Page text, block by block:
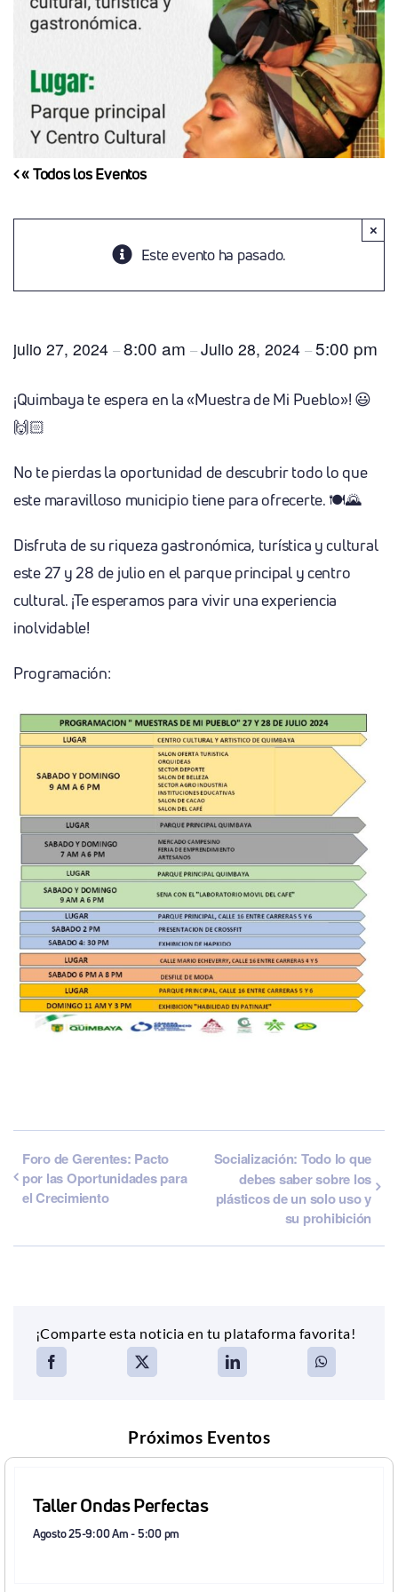
« Todos los Eventos
Este evento ha pasado.
×
julio 27, 2024 –8:00 am –Julio 28, 2024 –5:00 pm
¡Quimbaya te espera en la «Muestra de Mi Pueblo»! 😃
🙌🏻
No te pierdas la oportunidad de descubrir todo lo que
este maravilloso municipio tiene para ofrecerte. 🍽️🌄
Disfruta de su riqueza gastronómica, turística y cultural
este 27 y 28 de julio en el parque principal y centro
cultural. ¡Te esperamos para vivir una experiencia
inolvidable!
Programación:
Foro de Gerentes: Pacto
por las Oportunidades para
el Crecimiento
Socialización: Todo lo que
debes saber sobre los
plásticos de un solo uso y
su prohibición
¡Comparte esta noticia en tu plataforma favorita!
Próximos Eventos
Taller Ondas Perfectas
Agosto 25-9:00 Am-5:00 pm